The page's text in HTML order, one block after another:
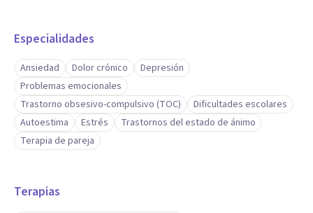
Especialidades
Ansiedad Dolor crónico
Depresión
Problemas emocionales
Trastorno obsesivo-compulsivo (TOC)
Dificultades escolares
Autoestima
Estrés
Trastornos del estado de ánimo
Terapia de pareja
Terapias